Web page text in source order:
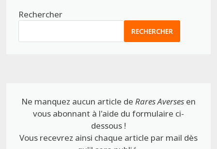
Rechercher
RECHERCHER
Ne manquez aucun article de Rares Aversesen
vous abonnant à l'aide du formulaire ci-
dessous !
Vous recevrez ainsi chaque article par mail dès